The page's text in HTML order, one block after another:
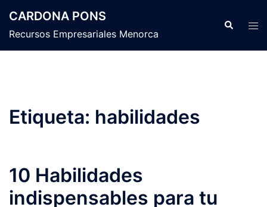
contenido
CARDONA PONS
Recursos Empresariales Menorca
Buscar
Etiqueta: habilidades
10 Habilidades
indispensables para tu